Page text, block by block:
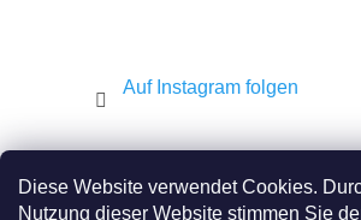
Diese Website verwendet Cookies.
Nutzung dieser Website stimmen Sie
Auf Instagram folgen